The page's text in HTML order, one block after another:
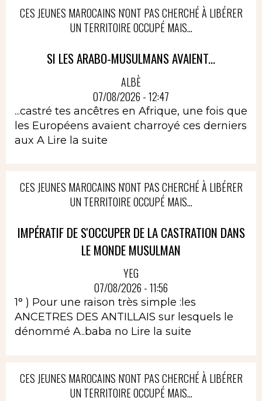
CES JEUNES MAROCAINS N'ONT PAS CHERCHÉ À LIBÉRER
UN TERRITOIRE OCCUPÉ MAIS...
SI LES ARABO-MUSULMANS AVAIENT...
ALBÈ
07/08/2026 - 12:47
...castré tes ancêtres en Afrique, une fois que
les Européens avaient charroyé ces derniers
aux A Lire la suite
CES JEUNES MAROCAINS N'ONT PAS CHERCHÉ À LIBÉRER
UN TERRITOIRE OCCUPÉ MAIS...
IMPÉRATIF DE S'OCCUPER DE LA CASTRATION DANS
LE MONDE MUSULMAN
YEG
07/08/2026 - 11:56
1° ) Pour une raison très simple :les
ANCETRES DES ANTILLAIS sur lesquels le
dénommé A..baba no Lire la suite
CES JEUNES MAROCAINS N'ONT PAS CHERCHÉ À LIBÉRER
UN TERRITOIRE OCCUPÉ MAIS...